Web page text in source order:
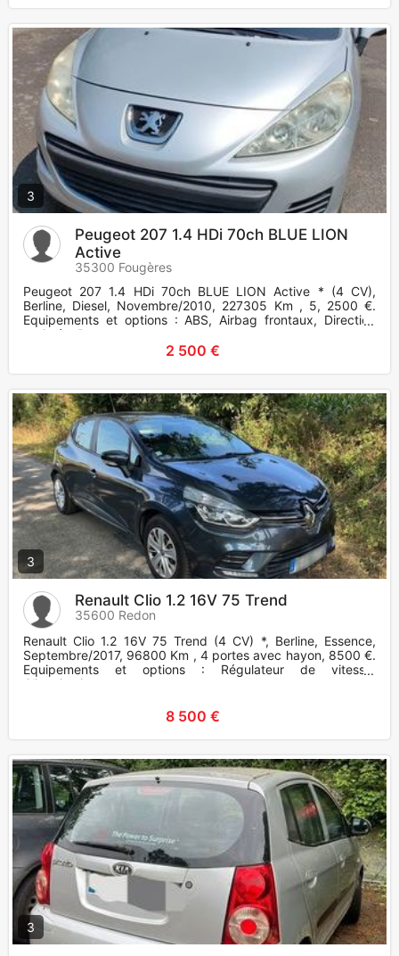
3
Peugeot 207 1.4 HDi 70ch BLUE LION
Active
35300 Fougères
Peugeot 207 1.4 HDi 70ch BLUE LION Active * (4 CV),
Berline, Diesel, Novembre/2010, 227305 Km , 5, 2500 €.
Equipements et options : ABS, Airbag frontaux, Direction
assistée, Banqu
2 500 €
3
Renault Clio 1.2 16V 75 Trend
35600 Redon
Renault Clio 1.2 16V 75 Trend (4 CV) *, Berline, Essence,
Septembre/2017, 96800 Km , 4 portes avec hayon, 8500 €.
Equipements et options : Régulateur de vitesse,
Climatisation.
8 500 €
3